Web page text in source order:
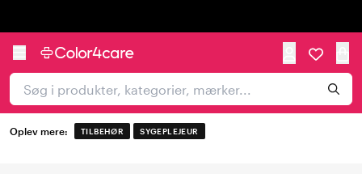
Oplev mere: TILBEHØR SYGEPLEJEUR